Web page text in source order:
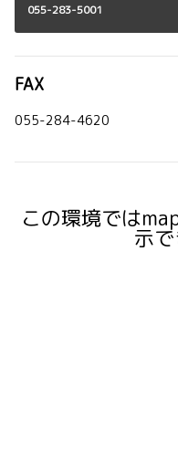
055-283-5001
FAX
055-284-4620
この環境では
示で